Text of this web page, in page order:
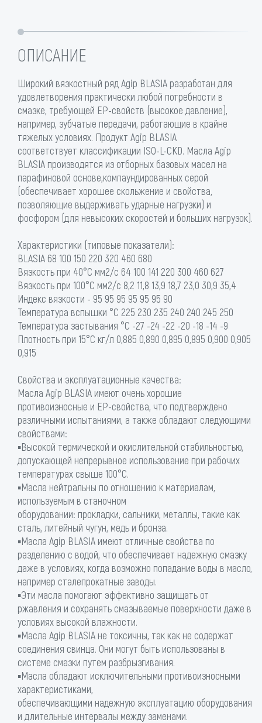
ОПИСАНИЕ
Широкий вязкостный ряд Agip BLASIA разработан для
удовлетворения практически любой потребности в
смазке, требующей EP-свойств (высокое давление),
например, зубчатые передачи, работающие в крайне
тяжелых условиях. Продукт Agip BLASIA
соответствует классификации ISO-L-CKD. Масла Agip
BLASIA производятся из отборных базовых масел на
парафиновой основе,компаундированных серой
(обеспечивает хорошее скольжение и свойства,
позволяющие выдерживать ударные нагрузки) и
фосфором (для невысоких скоростей и больших нагрузок).
Характеристики (типовые показатели):
BLASIA 68 100 150 220 320 460 680
Вязкость при 40°С мм2/с 64 100 141 220 300 460 627
Вязкость при 100°С мм2/с 8,2 11,8 13,9 18,7 23,0 30,9 35,4
Индекс вязкости - 95 95 95 95 95 95 90
Температура вспышки °C 225 230 235 240 240 245 250
Температура застывания °C -27 -24 -22 -20 -18 -14 -9
Плотность при 15°С кг/л 0,885 0,890 0,895 0,895 0,900 0,905
0,915
Свойства и эксплуатационные качества:
Масла Agip BLASIA имеют очень хорошие
противоизносные и EP-свойства, что подтверждено
различными испытаниями, а также обладают следующими
свойствами:
▪Высокой термической и окислительной стабильностью,
допускающей непрерывное использование при рабочих
температурах свыше 100°C.
▪Масла нейтральны по отношению к материалам,
используемым в станочном
оборудовании: прокладки, сальники, металлы, такие как
сталь, литейный чугун, медь и бронза.
▪Масла Agip BLASIA имеют отличные свойства по
разделению с водой, что обеспечивает надежную смазку
даже в условиях, когда возможно попадание воды в масло,
например сталепрокатные заводы.
▪Эти масла помогают эффективно защищать от
ржавления и сохранять смазываемые поверхности даже в
условиях высокой влажности.
▪Масла Agip BLASIA не токсичны, так как не содержат
соединения свинца. Они могут быть использованы в
системе смазки путем разбрызгивания.
▪Масла обладают исключительными противоизносными
характеристиками,
обеспечивающими надежную эксплуатацию оборудования
и длительные интервалы между заменами.